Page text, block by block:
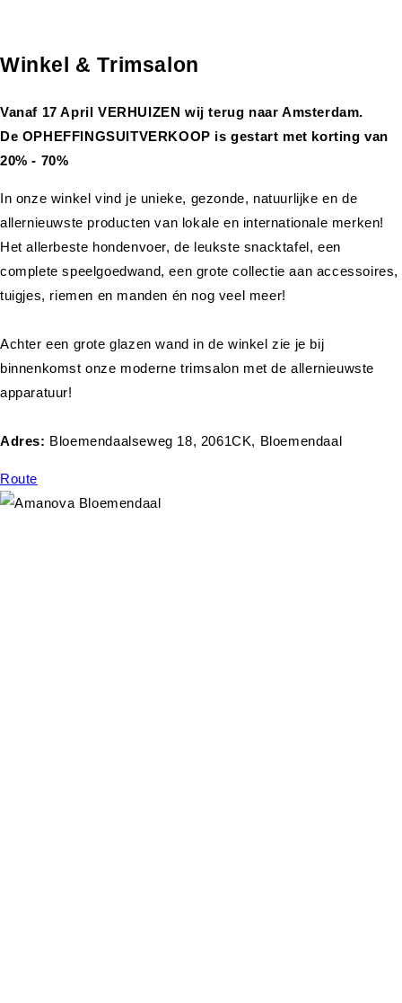
Winkel & Trimsalon
Vanaf 17 April VERHUIZEN wij terug naar Amsterdam.
De OPHEFFINGSUITVERKOOP is gestart met korting van
20% - 70%
In onze winkel vind je unieke, gezonde, natuurlijke en de
allernieuwste producten van lokale en internationale merken!
Het allerbeste hondenvoer, de leukste snacktafel, een
complete speelgoedwand, een grote collectie aan accessoires,
tuigjes, riemen en manden én nog veel meer!
Achter een grote glazen wand in de winkel zie je bij
binnenkomst onze moderne trimsalon met de allernieuwste
apparatuur!
Adres: Bloemendaalseweg 18, 2061CK, Bloemendaal
Route